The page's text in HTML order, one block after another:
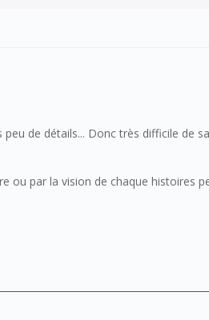
de détails... Donc très difficile de
ou par la vision de chaque histoires